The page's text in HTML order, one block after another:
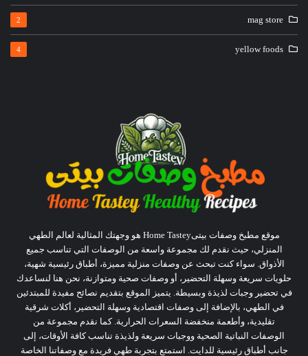
mag store
2
yellow foods
4
موقع مطبخ وصفات بيتىHome Tastey هو وجهتك المثالية لعالم الطهي
المنزلي، حيث نقدم لك مجموعة واسعة من الوصفات التي تناسب جميع
الأذواق. سواء كنت تبحث عن وصفات منزلية مميزة، أطباق رئيسية شهية،
حلويات سريعة وسهلة التحضير، أو وصفات صحية ومتوازنة، نحن هنا لنساعدك
في تحضير وجبات لذيذة وبسيطة. يتميز الموقع بتقديم نصائح مفيدة للمبتدئين
في الطهي، بالإضافة إلى وصفات اقتصادية وسهلة التحضير، أكلات شرقية
تقليدية، وأطعمة منخفضة السعرات الحرارية. كما نقدم مجموعة من
الوصفات النباتية الصحية ووجبات سريعة ولذيذة تناسب كافة الأوقات، إلى
جانب أطباق رئيسية للدايت. استمتع بتجربة طهي فريدة مع وصفاتنا الخاصة